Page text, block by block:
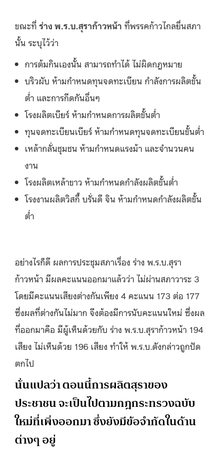
ขณะที่ ร่าง พ.ร.บ.สุราก้าวหน้า ที่พรรคก้าวไกลยื่นสภา
นั้น ระบุไว้ว่า
การต้มกินเองนั้น สามารถทำได้ ไม่ผิดกฎหมาย
บริวผับ ห้ามกำหนดทุนจดทะเบียน กำลังการผลิตขั้น
ต่ำ และการกีดกันอื่นๆ
โรงผลิตเบียร์ ห้ามกำหนดการผลิตขั้นต่ำ
ทุนจดทะเบียนเบียร์ ห้ามกำหนดทุนจดทะเบียนขั้นต่ำ
เหล้ากลั่นชุมชน ห้ามกำหนดแรงม้า และจำนวนคน
งาน
โรงผลิตเหล้าขาว ห้ามกำหนดกำลังผลิตขั้นต่ำ
โรงงานผลิตวิสกี้ บรั่นดี จิน ห้ามกำหนดกำลังผลิตขั้น
ต่ำ
อย่างไรก็ดี ผลการประชุมสภาเรื่อง ร่าง พ.ร.บ.สุรา
ก้าวหน้า มีผลคะแนนออกมาแล้วว่า ไม่ผ่านสภาวาระ 3
โดยมีคะแนนเสียงต่างกันเพียง 4 คะแนน 173 ต่อ 177
ซึ่งผลที่ต่างกันไม่มาก จึงต้องมีการนับคะแนนใหม่ ซึ่งผล
ที่ออกมาคือ มีผู้เห็นด้วยกับ ร่าง พ.ร.บ.สุราก้าวหน้า 194
เสียง ไม่เห็นด้วย 196 เสียง ทำให้ พ.ร.บ.ดังกล่าวถูกปัด
ตกไป
นั่นแปลว่า ตอนนี้การผลิตสุราของ
ประชาชน จะเป็นไปตามกฎกระทรวงฉบับ
ใหม่ที่เพิ่งออกมา ซึ่งยังมีข้อจำกัดในด้าน
ต่างๆ อยู่